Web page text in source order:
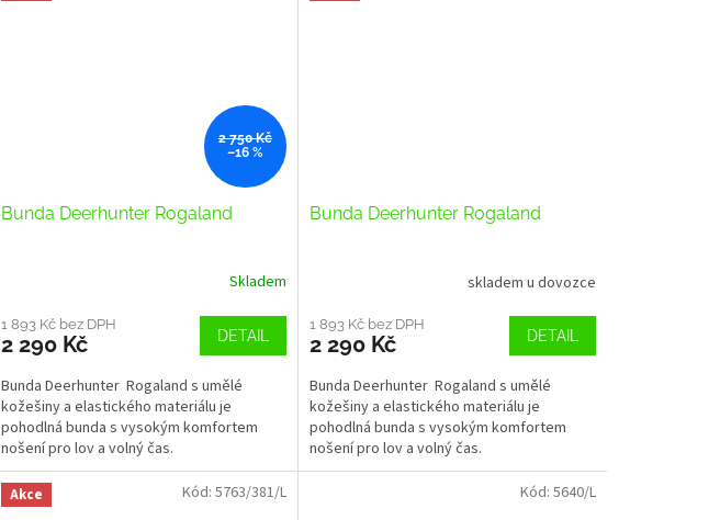
2 750 Kč
–16 %
Bunda Deerhunter Rogaland
Skladem
1 893 Kč bez DPH
2 290 Kč DETAIL
Bunda Deerhunter Rogaland s umělé
kožešiny a elastického materiálu je
pohodlná bunda s vysokým komfortem
nošení pro lov a volný čas.
Bunda Deerhunter Rogaland
skladem u dovozce
1 893 Kč bez DPH
2 290 Kč DETAIL
Bunda Deerhunter Rogaland s umělé
kožešiny a elastického materiálu je
pohodlná bunda s vysokým komfortem
nošení pro lov a volný čas.
Akce Kód: 5763/381/L Kód: 5640/L